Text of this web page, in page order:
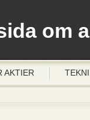
om
AKTIER